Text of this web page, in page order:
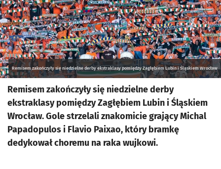
Remisem zakończyły się niedzielne derby ekstraklasy pomiędzy Zagłębiem Lubin i Śląskiem Wrocław
Remisem zakończyły się niedzielne derby
ekstraklasy pomiędzy Zagłębiem Lubin i Śląskiem
Wrocław. Gole strzelali znakomicie grający Michal
Papadopulos i Flavio Paixao, który bramkę
dedykował choremu na raka wujkowi.